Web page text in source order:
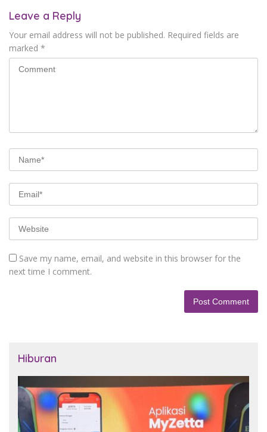
Leave a Reply
Your email address will not be published. Required fields are
marked *
Save my name, email, and website in this browser for the
next time I comment.
Hiburan